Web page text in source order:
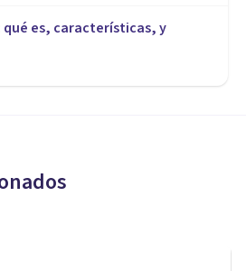
qué es, características, y